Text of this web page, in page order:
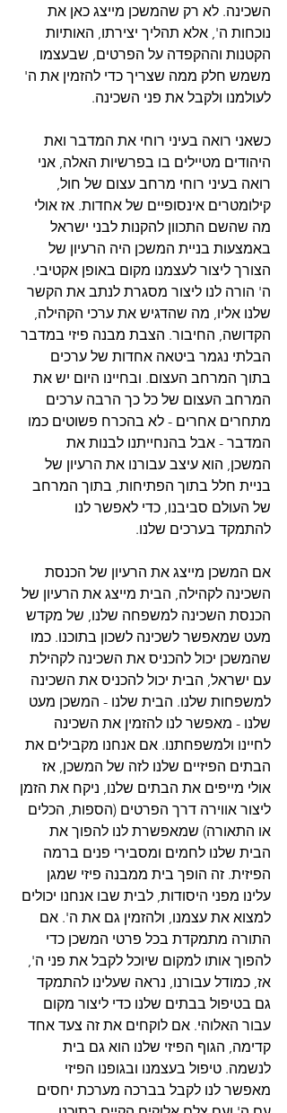
השכינה. לא רק שהמשכן מייצג כאן את
נוכחות ה', אלא תהליך יצירתו, האותיות
הקטנות וההקפדה על הפרטים, שבעצמו
משמש חלק ממה שצריך כדי להזמין את ה'
לעולמנו ולקבל את פני השכינה.
כשאני רואה בעיני רוחי את המדבר ואת
היהודים מטיילים בו בפרשיות האלה, אני
רואה בעיני רוחי מרחב עצום של חול,
קילומטרים אינסופיים של אחדות. אז אולי
מה שהשם התכוון להקנות לבני ישראל
באמצעות בניית המשכן היה הרעיון של
הצורך ליצור לעצמנו מקום באופן אקטיבי.
ה' הורה לנו ליצור מסגרת לנתב את הקשר
שלנו אליו, מה שהדגיש את ערכי הקהילה,
הקדושה, החיבור. הצבת מבנה פיזי במדבר
הבלתי נגמר ביטאה אחדות של ערכים
בתוך המרחב העצום. ובחיינו היום יש את
המרחב העצום של כל כך הרבה ערכים
מתחרים אחרים - לא בהכרח פשוטים כמו
המדבר - אבל בהנחייתנו לבנות את
המשכן, הוא עיצב עבורנו את הרעיון של
בניית חלל בתוך הפתיחות, בתוך המרחב
של העולם סביבנו, כדי לאפשר לנו
להתמקד בערכים שלנו.
אם המשכן מייצג את הרעיון של הכנסת
השכינה לקהילה, הבית מייצג את הרעיון של
הכנסת השכינה למשפחה שלנו, של מקדש
מעט שמאפשר לשכינה לשכון בתוכנו. כמו
שהמשכן יכול להכניס את השכינה לקהילת
עם ישראל, הבית יכול להכניס את השכינה
למשפחות שלנו. הבית שלנו - המשכן מעט
שלנו - מאפשר לנו להזמין את השכינה
לחיינו ולמשפחתנו. אם אנחנו מקבילים את
הבתים הפיזיים שלנו לזה של המשכן, אז
אולי מייפים את הבתים שלנו, ניקח את הזמן
ליצור אווירה דרך הפרטים (הספות, הכלים
או התאורה) שמאפשרת לנו להפוך את
הבית שלנו לחמים ומסבירי פנים ברמה
הפיזית. זה הופך בית ממבנה פיזי שמגן
עלינו מפני היסודות, לבית שבו אנחנו יכולים
למצוא את עצמנו, ולהזמין גם את ה'. אם
התורה מתמקדת בכל פרטי המשכן כדי
להפוך אותו למקום שיוכל לקבל את פני ה',
אז, כמודל עבורנו, נראה שעלינו להתמקד
גם בטיפול בבתים שלנו כדי ליצור מקום
עבור האלוהי. אם לוקחים את זה צעד אחד
קדימה, הגוף הפיזי שלנו הוא גם בית
לנשמה. טיפול בעצמנו ובגופנו הפיזי
מאפשר לנו לקבל בברכה מערכת יחסים